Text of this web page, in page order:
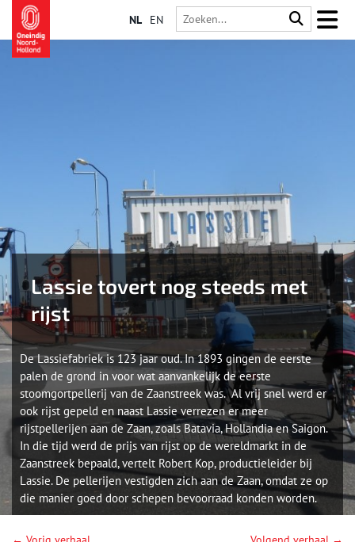
NL EN
Lassie tovert nog steeds met
rijst
De Lassiefabriek is 123 jaar oud. In 1893 gingen de eerste
palen de grond in voor wat aanvankelijk de eerste
stoomgortpellerij van de Zaanstreek was. Al vrij snel werd er
ook rijst gepeld en naast Lassie verrezen er meer
rijstpellerijen aan de Zaan, zoals Batavia, Hollandia en Saigon.
In die tijd werd de prijs van rijst op de wereldmarkt in de
Zaanstreek bepaald, vertelt Robert Kop, productieleider bij
Lassie. De pellerijen vestigden zich aan de Zaan, omdat ze op
die manier goed door schepen bevoorraad konden worden.